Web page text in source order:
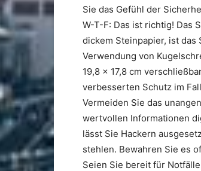
Sie das Gefühl der
W-T-F: Das ist richtig! Das
dickem Steinpapier, ist
Verwendung von
19,8 x 17,8 cm
verbesserten Schutz im
Vermeiden Sie das
wertvollen Informationen
lässt Sie Hackern
stehlen. Bewahren Sie es
Seien Sie bereit für